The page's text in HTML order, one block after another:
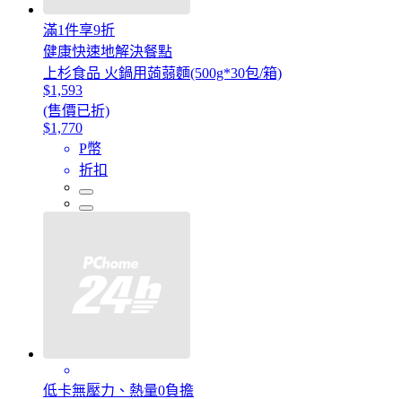
滿1件享9折
健康快速地解決餐點
上杉食品 火鍋用蒟蒻麵(500g*30包/箱)
$1,593
(售價已折)
$1,770
P幣
折扣
低卡無壓力、熱量0負擔